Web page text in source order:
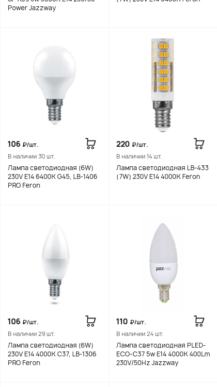
Power Jazzway
106 ₽/шт.
В наличии 30 шт.
Лампа светодиодная (6W)
230V E14 6400K G45, LB-1406
PRO Feron
220 ₽/шт.
В наличии 14 шт.
Лампа светодиодная LB-433
(7W) 230V E14 4000K Feron
106 ₽/шт.
В наличии 29 шт.
Лампа светодиодная (6W)
230V E14 4000K C37, LB-1306
PRO Feron
110 ₽/шт.
В наличии 24 шт.
Лампа светодиодная PLED-
ECO-C37 5w E14 4000K 400Lm
230V/50Hz Jazzway